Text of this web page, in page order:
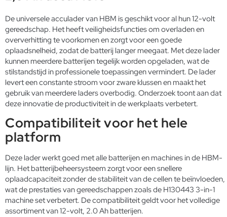
De universele acculader van HBM is geschikt voor al hun 12-volt
gereedschap. Het heeft veiligheidsfuncties om overladen en
oververhitting te voorkomen en zorgt voor een goede
oplaadsnelheid, zodat de batterij langer meegaat. Met deze lader
kunnen meerdere batterijen tegelijk worden opgeladen, wat de
stilstandstijd in professionele toepassingen vermindert. De lader
levert een constante stroom voor zware klussen en maakt het
gebruik van meerdere laders overbodig. Onderzoek toont aan dat
deze innovatie de productiviteit in de werkplaats verbetert.
Compatibiliteit voor het hele
platform
Deze lader werkt goed met alle batterijen en machines in de HBM-
lijn. Het batterijbeheersysteem zorgt voor een snellere
oplaadcapaciteit zonder de stabiliteit van de cellen te beïnvloeden,
wat de prestaties van gereedschappen zoals de H130443 3-in-1
machine set verbetert. De compatibiliteit geldt voor het volledige
assortiment van 12-volt, 2.0 Ah batterijen.